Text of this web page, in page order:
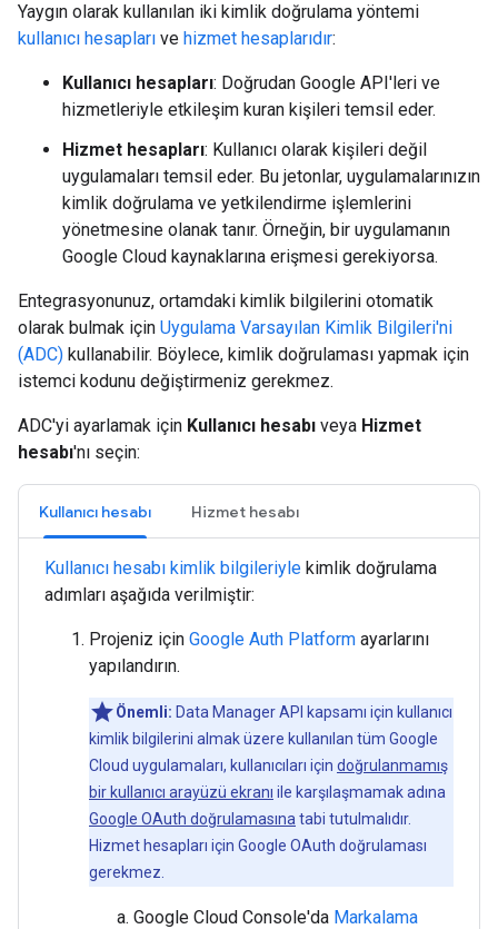
Yaygın olarak kullanılan iki kimlik doğrulama yöntemi
kullanıcı hesapları ve hizmet hesaplarıdır:
Kullanıcı hesapları: Doğrudan Google API'leri ve
hizmetleriyle etkileşim kuran kişileri temsil eder.
Hizmet hesapları: Kullanıcı olarak kişileri değil
uygulamaları temsil eder. Bu jetonlar, uygulamalarınızın
kimlik doğrulama ve yetkilendirme işlemlerini
yönetmesine olanak tanır. Örneğin, bir uygulamanın
Google Cloud kaynaklarına erişmesi gerekiyorsa.
Entegrasyonunuz, ortamdaki kimlik bilgilerini otomatik
olarak bulmak için Uygulama Varsayılan Kimlik Bilgileri'ni
(ADC) kullanabilir. Böylece, kimlik doğrulaması yapmak için
istemci kodunu değiştirmeniz gerekmez.
ADC'yi ayarlamak için Kullanıcı hesabı veya Hizmet
hesabı'nı seçin:
Kullanıcı hesabı Hizmet hesabı
Kullanıcı hesabı kimlik bilgileriyle kimlik doğrulama
adımları aşağıda verilmiştir:
Projeniz için Google Auth Platform ayarlarını
yapılandırın.
Önemli: Data Manager API kapsamı için kullanıcı
kimlik bilgilerini almak üzere kullanılan tüm Google
Cloud uygulamaları, kullanıcıları için doğrulanmamış
bir kullanıcı arayüzü ekranı ile karşılaşmamak adına
Google OAuth doğrulamasına tabi tutulmalıdır.
Hizmet hesapları için Google OAuth doğrulaması
gerekmez.
Google Cloud Console'da Markalama